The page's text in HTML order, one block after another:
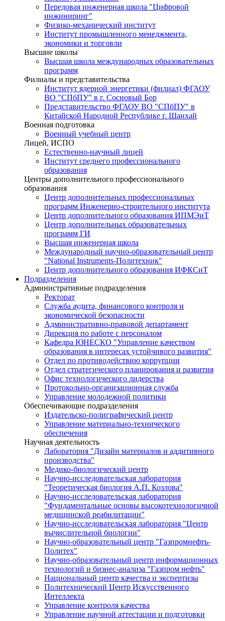
Передовая инженерная школа "Цифровой
инжиниринг"
Физико-механический институт
Институт промышленного менеджмента,
экономики и торговли
Высшие школы
Высшая школа международных образовательных
программ
Филиалы и представительства
Институт ядерной энергетики (филиал) ФГАОУ
ВО "СПбПУ" в г. Сосновый Бор
Представительство ФГАОУ ВО "СПбПУ" в
Китайской Народной Республике г. Шанхай
Военная подготовка
Военный учебный центр
Лицей, ИСПО
Естественно-научный лицей
Институт среднего профессионального
образования
Центры дополнительного профессионального
образования
Центр дополнительных профессиональных
программ Инженерно-строительного института
Центр дополнительного образования ИПМЭиТ
Центр дополнительных образовательных
программ ГИ
Высшая инженерная школа
Международный научно-образовательный центр
"National Instruments-Политехник"
Центр дополнительного образования ИФКСиТ
Подразделения
Административные подразделения
Ректорат
Служба аудита, финансового контроля и
экономической безопасности
Административно-правовой департамент
Дирекция по работе с персоналом
Кафедра ЮНЕСКО "Управление качеством
образования в интересах устойчивого развития"
Отдел по противодействию коррупции
Отдел стратегического планирования и развития
Офис технологического лидерства
Протокольно-организационная служба
Управление молодежной политики
Обеспечивающие подразделения
Издательско-полиграфический центр
Управление материально-технического
обеспечения
Научная деятельность
Лаборатория "Дизайн материалов и аддитивного
производства"
Медико-биологический центр
Научно-исследовательская лаборатория
"Теоретическая биология А.П. Козлова"
Научно-исследовательская лаборатория
"Фундаментальные основы высокотехнологичной
медицинской реабилитации"
Научно-исследовательская лаборатория "Центр
вычислительной биологии"
Научно-образовательный центр "Газпромнефть-
Политех"
Научно-образовательный центр информационных
технологий и бизнес-анализа "Газпром нефть"
Национальный центр качества и экспертизы
Политехнический Центр Искусственного
Интеллекта
Управление контроля качества
Управление научной аттестации и подготовки